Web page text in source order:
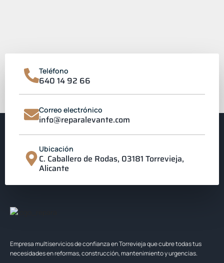
Teléfono
640 14 92 66
Correo electrónico
info@reparalevante.com
Ubicación
C. Caballero de Rodas, 03181 Torrevieja,
Alicante
Empresa multiservicios de confianza en Torrevieja que cubre todas tus
necesidades en reformas, construcción, mantenimiento y urgencias.